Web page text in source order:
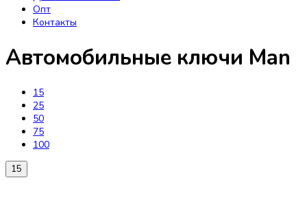
Опт
Контакты
Автомобильные ключи Man
15
25
50
75
100
15